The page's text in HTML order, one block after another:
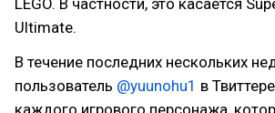
LEGO. В частности, это касается
Ultimate.
В течение последних нескольких
пользователь @yuunohu1 в
каждого игрового персонажа,